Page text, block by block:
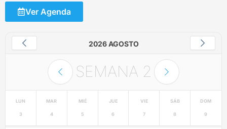
Ver Agenda
2026 AGOSTO
SEMANA 2
LUN
3
MAR
4
MIÉ
5
JUE
6
VIE
7
SÁB
8
DOM
9